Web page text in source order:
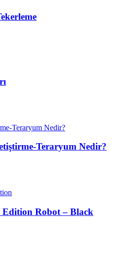
Teraryum Nedir?
Edition Robot – Black